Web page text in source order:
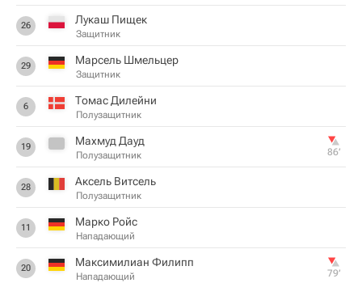
26 Лукаш Пищек
Защитник
29 Марсель Шмельцер
Защитник
6 Томас Дилейни
Полузащитник
19 Махмуд Дауд
Полузащитник 86‎’‎
28 Аксель Витсель
Полузащитник
11 Марко Ройс
Нападающий
20 Максимилиан Филипп
Нападающий 79‎’‎